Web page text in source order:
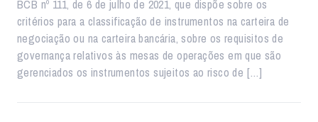
BCB nº 111, de 6 de julho de 2021, que dispõe sobre os
critérios para a classificação de instrumentos na carteira de
negociação ou na carteira bancária, sobre os requisitos de
governança relativos às mesas de operações em que são
gerenciados os instrumentos sujeitos ao risco de […]